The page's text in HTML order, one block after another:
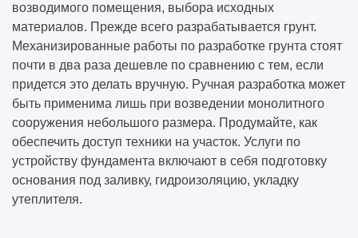
возводимого помещения, выбора исходных
материалов. Прежде всего разрабатывается грунт.
Механизированные работы по разработке грунта стоят
почти в два раза дешевле по сравнению с тем, если
придется это делать вручную. Ручная разработка может
быть применима лишь при возведении монолитного
сооружения небольшого размера. Продумайте, как
обеспечить доступ техники на участок. Услуги по
устройству фундамента включают в себя подготовку
основания под заливку, гидроизоляцию, укладку
утеплителя.